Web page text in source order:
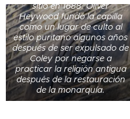
sitio en 1688. Oliver
Heywood fundó la capilla
como un lugar de culto al
estilo puritano algunos años
después de ser expulsado de
Coley por negarse a
practicar la religión antigua
después de la restauración
de la monarquía.